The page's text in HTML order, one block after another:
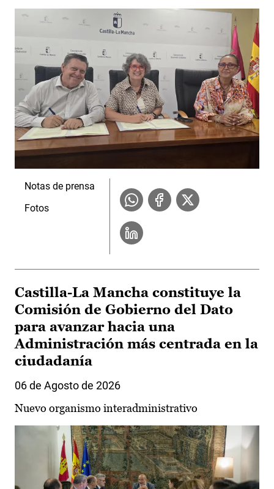
Notas de prensa
Fotos
Castilla-La Mancha constituye la
Comisión de Gobierno del Dato
para avanzar hacia una
Administración más centrada en la
ciudadanía
06 de Agosto de 2026
Nuevo organismo interadministrativo